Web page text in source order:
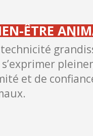
CONVIVIALITÉ
RECHERCHE
et de